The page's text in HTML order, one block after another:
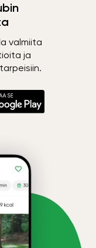
valmiita
ja